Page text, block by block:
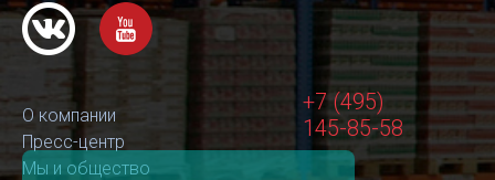
О компании
Пресс-центр
Мы и общество
+7 (495)
145-85-58